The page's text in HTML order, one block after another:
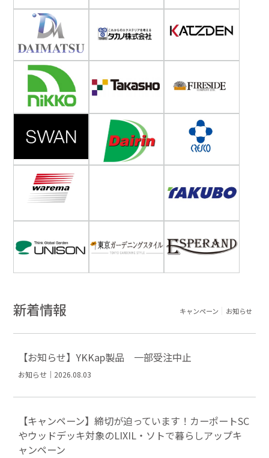
新着情報 キャンペーン お知らせ
【お知らせ】YKKap製品 一部受注中止
お知らせ｜2026.08.03
【キャンペーン】締切が迫っています！カーポートSC
やウッドデッキ対象のLIXIL・ソトで暮らしアップキ
ャンペーン